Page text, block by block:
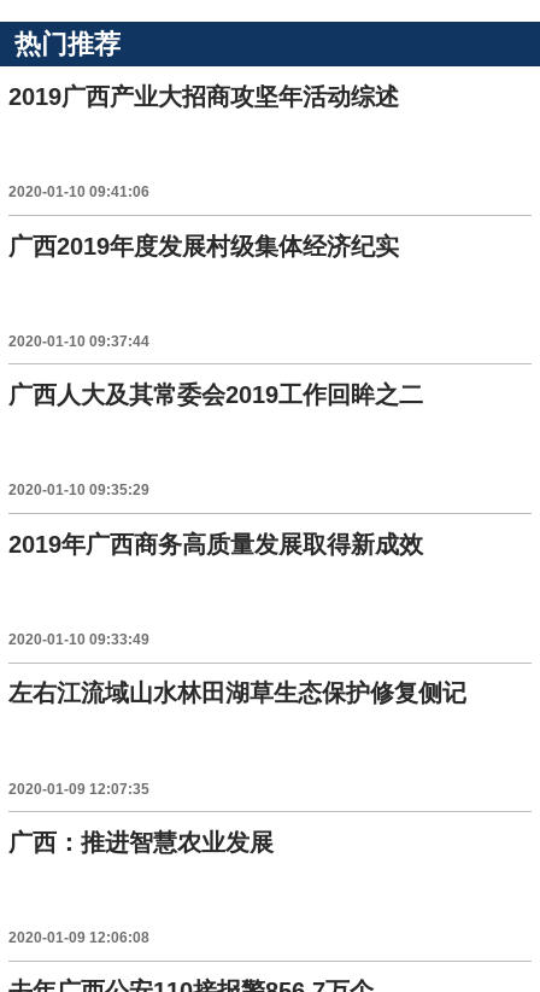
热门推荐
2019广西产业大招商攻坚年活动综述
2020-01-10 09:41:06
广西2019年度发展村级集体经济纪实
2020-01-10 09:37:44
广西人大及其常委会2019工作回眸之二
2020-01-10 09:35:29
2019年广西商务高质量发展取得新成效
2020-01-10 09:33:49
左右江流域山水林田湖草生态保护修复侧记
2020-01-09 12:07:35
广西：推进智慧农业发展
2020-01-09 12:06:08